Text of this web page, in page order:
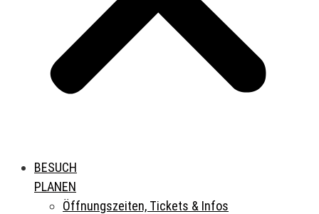
BESUCH
PLANEN
Öffnungszeiten, Tickets & Infos